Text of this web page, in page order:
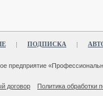
ПОДПИСКА
предприятие
договор Политика обработки